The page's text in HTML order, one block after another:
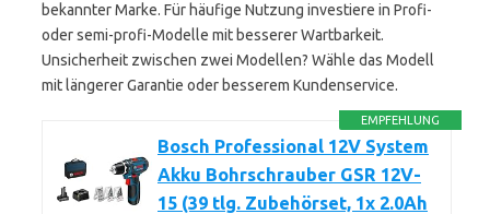
bekannter Marke. Für häufige Nutzung investiere in Profi-
oder semi-profi-Modelle mit besserer Wartbarkeit.
Unsicherheit zwischen zwei Modellen? Wähle das Modell
mit längerer Garantie oder besserem Kundenservice.
EMPFEHLUNG
Bosch Professional 12V System
Akku Bohrschrauber GSR 12V-
15 (39 tlg. Zubehörset, 1x 2.0Ah